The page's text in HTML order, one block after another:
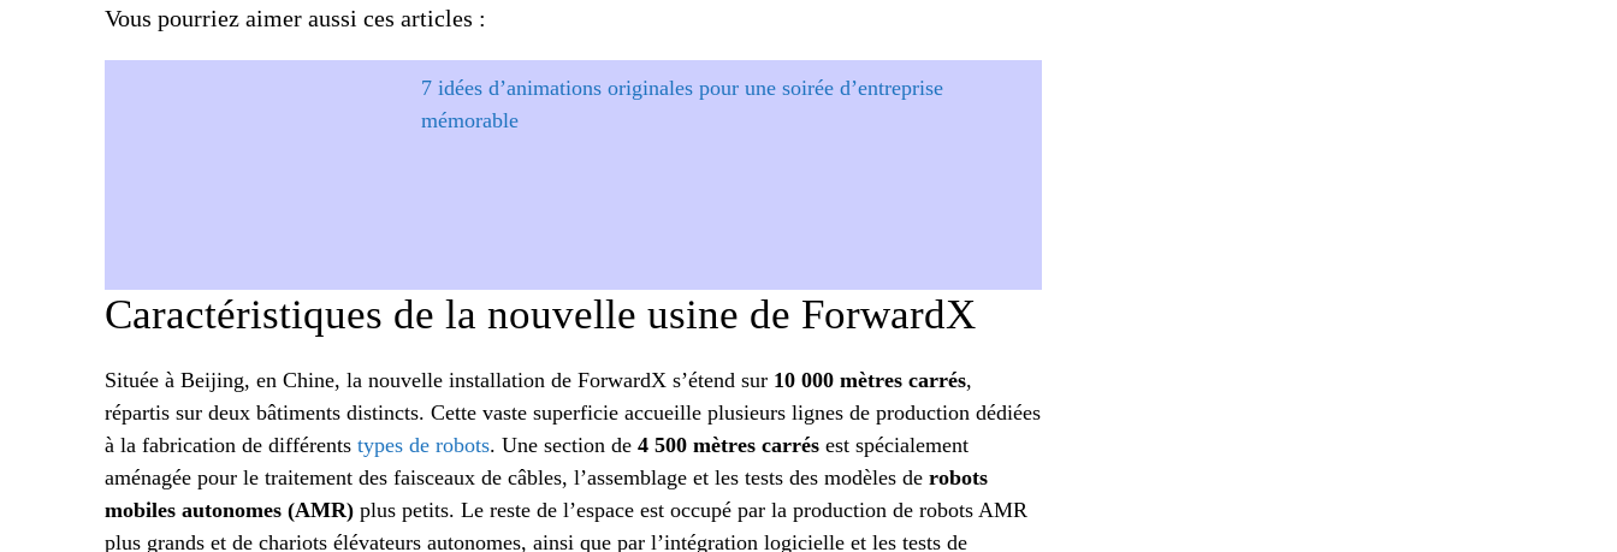
Vous pourriez aimer aussi ces articles :
7 idées d’animations originales pour une soirée d’entreprise
mémorable
Caractéristiques de la nouvelle usine de ForwardX
Située à Beijing, en Chine, la nouvelle installation de ForwardX s’étend sur 10 000 mètres carrés,
répartis sur deux bâtiments distincts. Cette vaste superficie accueille plusieurs lignes de production dédiées
à la fabrication de différents types de robots. Une section de 4 500 mètres carrés est spécialement
aménagée pour le traitement des faisceaux de câbles, l’assemblage et les tests des modèles de robots
mobiles autonomes (AMR) plus petits. Le reste de l’espace est occupé par la production de robots AMR
plus grands et de chariots élévateurs autonomes, ainsi que par l’intégration logicielle et les tests de